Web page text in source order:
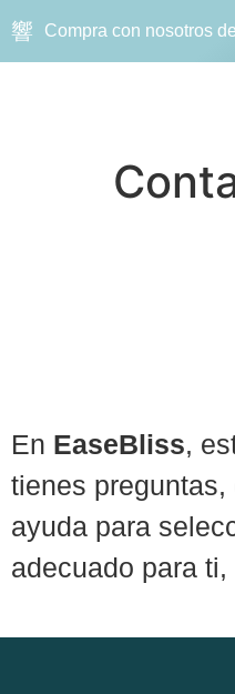
Compra con nosotros
En EaseBliss,
tienes
ayuda para
adecuado para